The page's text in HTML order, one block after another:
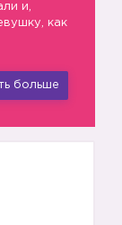
и,
как
больше